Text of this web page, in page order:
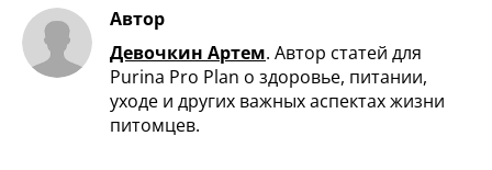
Автор
Девочкин Артем. Автор статей для
Purina Pro Plan о здоровье, питании,
уходе и других важных аспектах жизни
питомцев.